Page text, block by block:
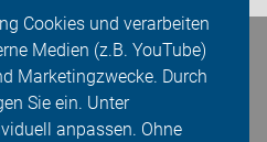
Cookies und verarbeiten
Medien (z.B. YouTube)
Marketingzwecke. Durch
Sie ein. Unter
anpassen. Ohne